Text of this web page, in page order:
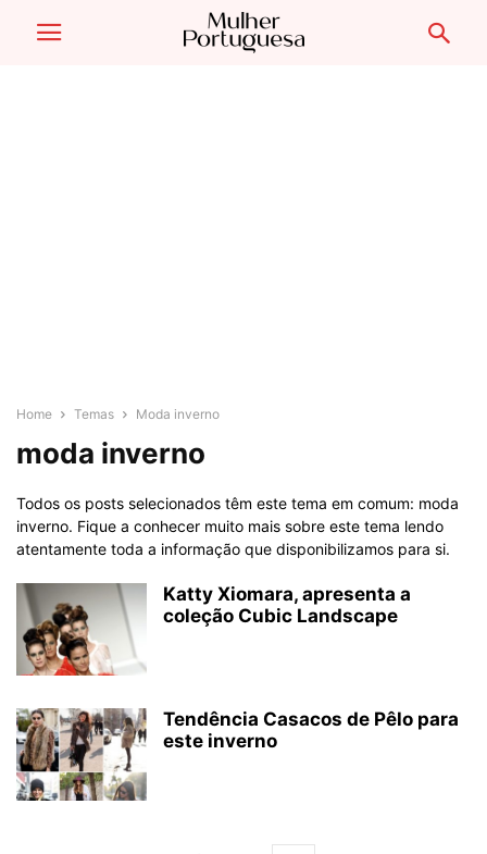
Home Temas Moda inverno
moda inverno
Todos os posts selecionados têm este tema em comum: moda
inverno. Fique a conhecer muito mais sobre este tema lendo
atentamente toda a informação que disponibilizamos para si.
Katty Xiomara, apresenta a
coleção Cubic Landscape
Tendência Casacos de Pêlo para
este inverno